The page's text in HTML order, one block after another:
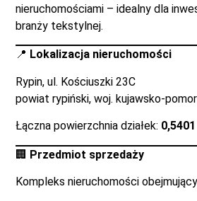
nieruchomościami – idealny dla
branży tekstylnej.
📍 Lokalizacja nieruchomości
Rypin, ul. Kościuszki 23C
powiat rypiński, woj. kujawsko-
Łączna powierzchnia działek:
🏢 Przedmiot sprzedaży
Kompleks nieruchomości obejmujący